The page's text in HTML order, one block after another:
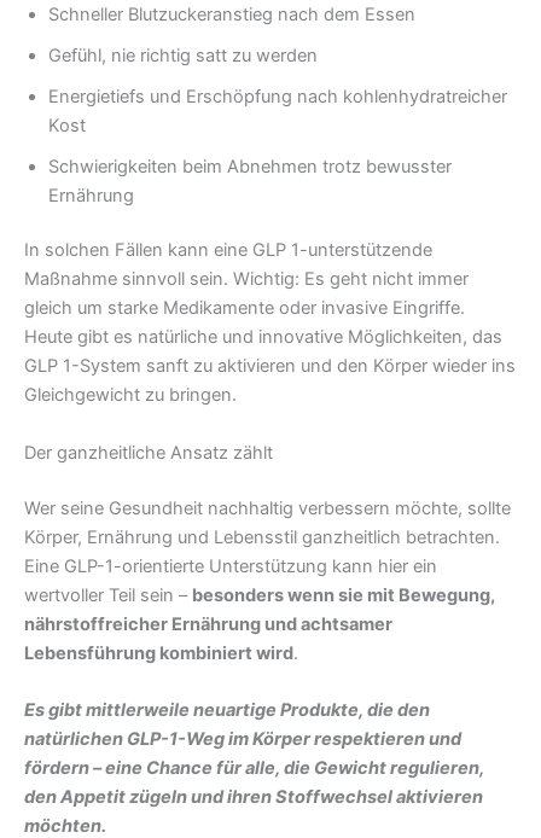
Schneller Blutzuckeranstieg nach dem Essen
Gefühl, nie richtig satt zu werden
Energietiefs und Erschöpfung nach kohlenhydratreicher
Kost
Schwierigkeiten beim Abnehmen trotz bewusster
Ernährung
In solchen Fällen kann eine GLP 1-unterstützende
Maßnahme sinnvoll sein. Wichtig: Es geht nicht immer
gleich um starke Medikamente oder invasive Eingriffe.
Heute gibt es natürliche und innovative Möglichkeiten, das
GLP 1-System sanft zu aktivieren und den Körper wieder ins
Gleichgewicht zu bringen.
Der ganzheitliche Ansatz zählt
Wer seine Gesundheit nachhaltig verbessern möchte, sollte
Körper, Ernährung und Lebensstil ganzheitlich betrachten.
Eine GLP-1-orientierte Unterstützung kann hier ein
wertvoller Teil sein – besonders wenn sie mit Bewegung,
nährstoffreicher Ernährung und achtsamer
Lebensführung kombiniert wird.
Es gibt mittlerweile neuartige Produkte, die den
natürlichen GLP-1-Weg im Körper respektieren und
fördern – eine Chance für alle, die Gewicht regulieren,
den Appetit zügeln und ihren Stoffwechsel aktivieren
möchten.